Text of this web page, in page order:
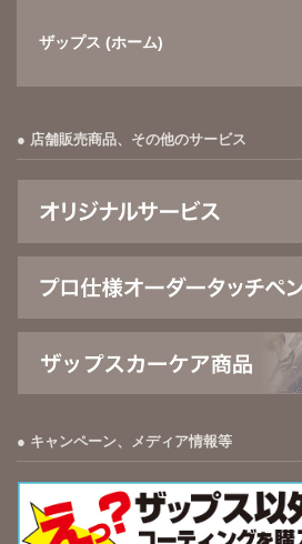
ザップス (ホーム)
店舗販売商品、その他のサービス
キャンペーン、メディア情報等